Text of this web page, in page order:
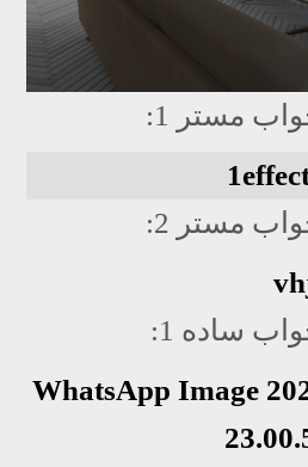
مستر 1:
مستر 2:
ساده 1: